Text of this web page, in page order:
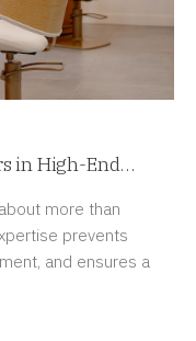
in High-End
more than
prevents
and ensures a